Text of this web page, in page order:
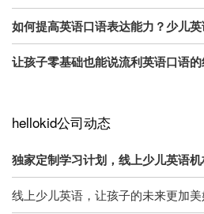
如何提高英语口语表达能力？少儿
让孩子零基础也能说流利英语口语
hellokid公司动态
独家定制学习计划，线上少儿英语
线上少儿英语，让孩子的未来更加美